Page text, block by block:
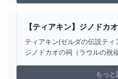
【ティアキン】ジノドカ
ラウルの祝福【ゼルダの
ングダム】
ティアキン(ゼルダの伝説テ
ジノドカオの祠（ラウルの祝
中身について掲載しています
もっ